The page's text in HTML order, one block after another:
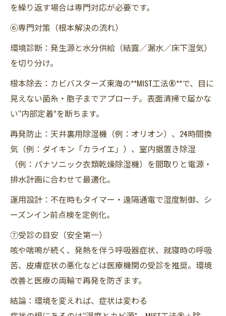
を繰り返す場合は専門対応が必要です。
⑥専門対策（根本解決の流れ）
環境診断：発生源と水分供給（結露／漏水／床下湿気）
を切り分け。
根本除去：カビバスターズ東海の**MIST工法®**で、目に
見えない菌糸・胞子までアプローチ。表面清掃で届かな
い“内部定着”を断ちます。
再発防止：天井裏用除湿機（例：オリオン）、24時間換
気（例：ダイキン「カライエ」）、室内据置き除湿
（例：パナソニック衣類乾燥除湿機）を間取りと電源・
排水計画に合わせて最適化。
運用設計：不在時もタイマー・遠隔通電で湿度制御、シ
ーズンイン前点検を定例化。
⑦受診の目安（安全第一）
咳や喘鳴が続く、発熱を伴う呼吸器症状、就寝時の呼吸
苦、皮膚症状の悪化などは医療機関の受診を推奨。環境
改善と医療の両輪で再発を防ぎます。
結論：環境を変えれば、症状は変わる